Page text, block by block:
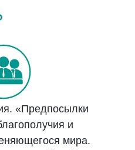
«Предпосылки
и
мира.